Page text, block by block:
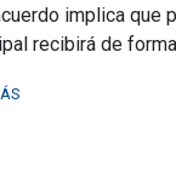
implica que
recibirá de